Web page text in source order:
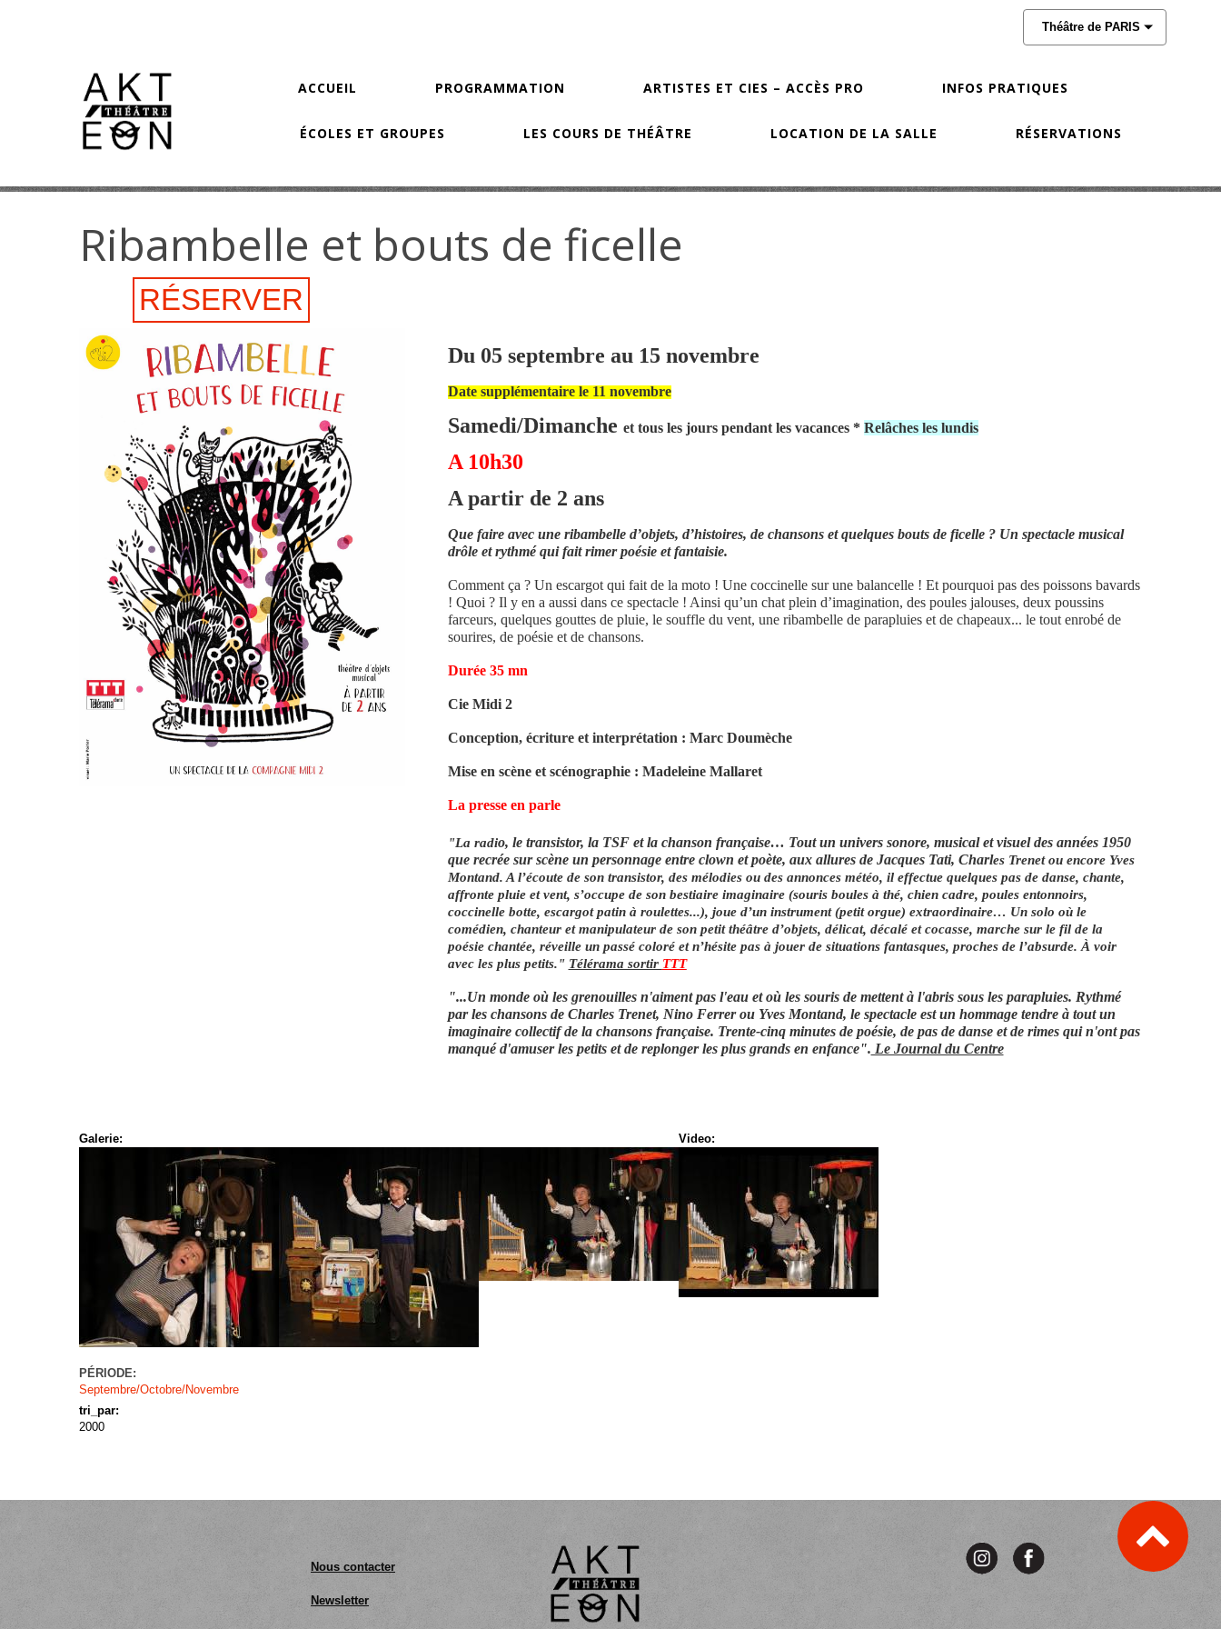
Théâtre de PARIS
ACCUEIL PROGRAMMATION ARTISTES ET CIES – ACCÈS PRO INFOS PRATIQUES
ÉCOLES ET GROUPES LES COURS DE THÉÂTRE LOCATION DE LA SALLE RÉSERVATIONS
Ribambelle et bouts de ficelle
RÉSERVER
Du 05 septembre au 15 novembre
Date supplémentaire le 11 novembre
Samedi/Dimanche et tous les jours pendant les vacances * Relâches les lundis
A 10h30
A partir de 2 ans
Que faire avec une ribambelle d’objets, d’histoires, de chansons et quelques bouts de ficelle ? Un spectacle musical
drôle et rythmé qui fait rimer poésie et fantaisie.
Comment ça ? Un escargot qui fait de la moto ! Une coccinelle sur une balancelle ! Et pourquoi pas des poissons bavards
! Quoi ? Il y en a aussi dans ce spectacle ! Ainsi qu’un chat plein d’imagination, des poules jalouses, deux poussins
farceurs, quelques gouttes de pluie, le souffle du vent, une ribambelle de parapluies et de chapeaux... le tout enrobé de
sourires, de poésie et de chansons.
Durée 35 mn
Cie Midi 2
Conception, écriture et interprétation : Marc Doumèche
Mise en scène et scénographie : Madeleine Mallaret
La presse en parle
"La radio, le transistor, la TSF et la chanson française… Tout un univers sonore, musical et visuel des années 1950
que recrée sur scène un personnage entre clown et poète, aux allures de Jacques Tati, Charles Trenet ou encore Yves
Montand. A l’écoute de son transistor, des mélodies ou des annonces météo, il effectue quelques pas de danse, chante,
affronte pluie et vent, s’occupe de son bestiaire imaginaire (souris boules à thé, chien cadre, poules entonnoirs,
coccinelle botte, escargot patin à roulettes...), joue d’un instrument (petit orgue) extraordinaire… Un solo où le
comédien, chanteur et manipulateur de son petit théâtre d’objets, délicat, décalé et cocasse, marche sur le fil de la
poésie chantée, réveille un passé coloré et n’hésite pas à jouer de situations fantasques, proches de l’absurde. À voir
avec les plus petits." Télérama sortir TTT
"...Un monde où les grenouilles n'aiment pas l'eau et où les souris de mettent à l'abris sous les parapluies. Rythmé
par les chansons de Charles Trenet, Nino Ferrer ou Yves Montand, le spectacle est un hommage tendre à tout un
imaginaire collectif de la chansons française. Trente-cinq minutes de poésie, de pas de danse et de rimes qui n'ont pas
manqué d'amuser les petits et de replonger les plus grands en enfance". Le Journal du Centre
Galerie: Video:
PÉRIODE:
Septembre/Octobre/Novembre
tri_par:
2000
Nous contacter
Newsletter